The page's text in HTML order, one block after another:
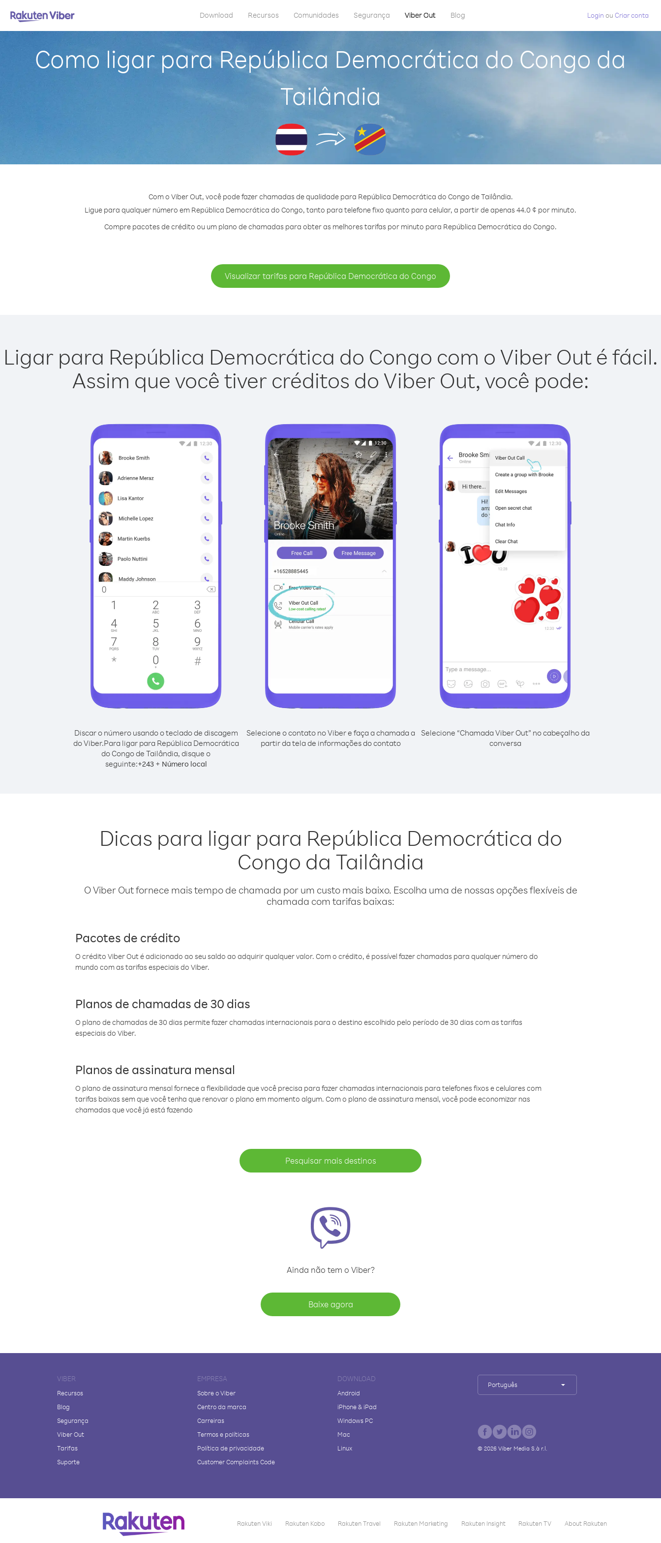
Download Recursos Comunidades Segurança Viber Out Blog Login ou Criar conta
Como ligar para República Democrática do Congo da
Tailândia
Com o Viber Out, você pode fazer chamadas de qualidade para República Democrática do Congo de Tailândia.
Ligue para qualquer número em República Democrática do Congo, tanto para telefone fixo quanto para celular, a partir de apenas 44.0 ¢ por minuto.
Compre pacotes de crédito ou um plano de chamadas para obter as melhores tarifas por minuto para República Democrática do Congo.
Visualizar tarifas para República Democrática do Congo
Ligar para República Democrática do Congo com o Viber Out é fácil.
Assim que você tiver créditos do Viber Out, você pode:
Discar o número usando o teclado de discagem
do Viber.Para ligar para República Democrática
do Congo de Tailândia, disque o
seguinte:+243+ Número local
Selecione o contato no Viber e faça a chamada a
partir da tela de informações do contato
Selecione “Chamada Viber Out” no cabeçalho da
conversa
Dicas para ligar para República Democrática do
Congo da Tailândia
O Viber Out fornece mais tempo de chamada por um custo mais baixo. Escolha uma de nossas opções flexíveis de
chamada com tarifas baixas:
Pacotes de crédito
O crédito Viber Out é adicionado ao seu saldo ao adquirir qualquer valor. Com o crédito, é possível fazer chamadas para qualquer número do
mundo com as tarifas especiais do Viber.
Planos de chamadas de 30 dias
O plano de chamadas de 30 dias permite fazer chamadas internacionais para o destino escolhido pelo período de 30 dias com as tarifas
especiais do Viber.
Planos de assinatura mensal
O plano de assinatura mensal fornece a flexibilidade que você precisa para fazer chamadas internacionais para telefones fixos e celulares com
tarifas baixas sem que você tenha que renovar o plano em momento algum. Com o plano de assinatura mensal, você pode economizar nas
chamadas que você já está fazendo
Pesquisar mais destinos
Ainda não tem o Viber?
Baixe agora
VIBER
Recursos
Blog
Segurança
Viber Out
Tarifas
Suporte
EMPRESA
Sobre o Viber
Centro da marca
Carreiras
Termos e políticas
Política de privacidade
Customer Complaints Code
DOWNLOAD
Android
iPhone & iPad
Windows PC
Mac
Linux
Português
© 2026 Viber Media S.à r.l.
Rakuten Viki Rakuten Kobo Rakuten Travel Rakuten Marketing Rakuten Insight Rakuten TV About Rakuten